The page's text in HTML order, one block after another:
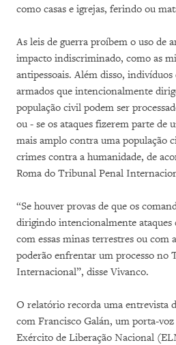
como casas e igrejas, ferindo ou
As leis de guerra proíbem o uso de
impacto indiscriminado, como as
antipessoais. Além disso, indivíduos
armados que intencionalmente
população civil podem ser
ou - se os ataques fizerem parte de
mais amplo contra uma população
crimes contra a humanidade, de
Roma do Tribunal Penal
“Se houver provas de que os
dirigindo intencionalmente ataques
com essas minas terrestres ou com
poderão enfrentar um processo no
Internacional”, disse Vivanco.
O relatório recorda uma entrevista
com Francisco Galán, um porta-
Exército de Liberação Nacional